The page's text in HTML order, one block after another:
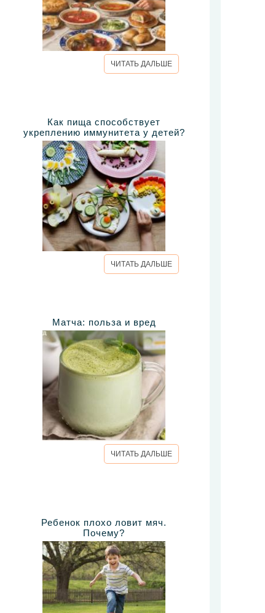
ЧИТАТЬ ДАЛЬШЕ
Как пища способствует
укреплению иммунитета у детей?
ЧИТАТЬ ДАЛЬШЕ
Матча: польза и вред
ЧИТАТЬ ДАЛЬШЕ
Ребенок плохо ловит мяч.
Почему?